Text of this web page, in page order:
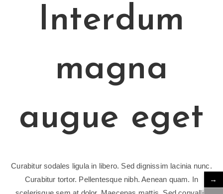
Interdum
magna
augue eget
Curabitur sodales ligula in libero. Sed dignissim lacinia nunc.
Curabitur tortor. Pellentesque nibh. Aenean quam. In
→